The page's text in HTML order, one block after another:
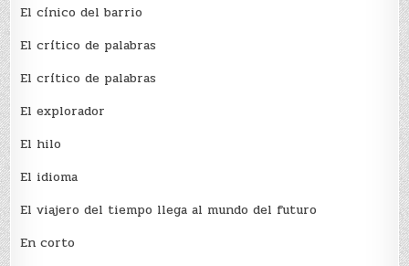
El cínico del barrio
El crí­tico de palabras
El crí­tico de palabras
El explorador
El hilo
El idioma
El viajero del tiempo llega al mundo del futuro
En corto